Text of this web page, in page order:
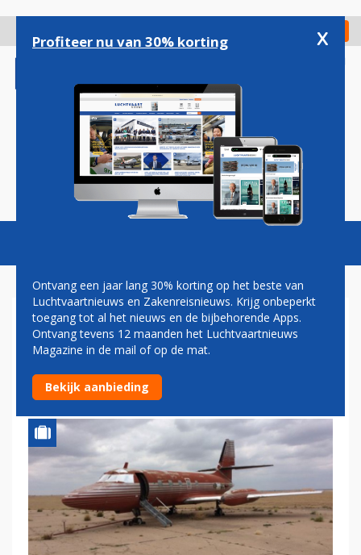
gaan
Check in
Magazine Podcasts Vacatures
TE KOOP: VOORMALIG
PRIVÉVLIEGTUIG ELVIS
PRESLEY
Profiteer nu van 30% korting x
Ontvang een jaar lang 30% korting op het beste van
Luchtvaartnieuws en Zakenreisnieuws. Krijg onbeperkt
toegang tot al het nieuws en de bijbehorende Apps.
Ontvang tevens 12 maanden het Luchtvaartnieuws
Magazine in de mail of op de mat.
Bekijk aanbieding